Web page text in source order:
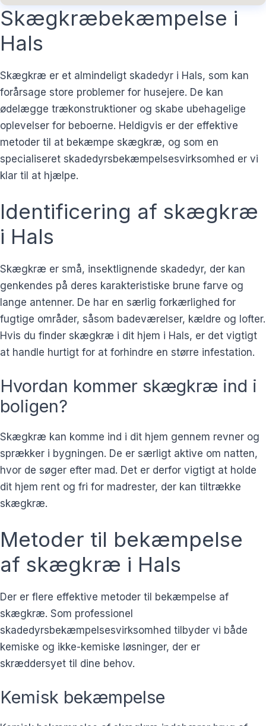
Skægkræbekæmpelse i
Hals
Skægkræ er et almindeligt skadedyr i Hals, som kan
forårsage store problemer for husejere. De kan
ødelægge trækonstruktioner og skabe ubehagelige
oplevelser for beboerne. Heldigvis er der effektive
metoder til at bekæmpe skægkræ, og som en
specialiseret skadedyrsbekæmpelsesvirksomhed er vi
klar til at hjælpe.
Identificering af skægkræ
i Hals
Skægkræ er små, insektlignende skadedyr, der kan
genkendes på deres karakteristiske brune farve og
lange antenner. De har en særlig forkærlighed for
fugtige områder, såsom badeværelser, kældre og lofter.
Hvis du finder skægkræ i dit hjem i Hals, er det vigtigt
at handle hurtigt for at forhindre en større infestation.
Hvordan kommer skægkræ ind i
boligen?
Skægkræ kan komme ind i dit hjem gennem revner og
sprækker i bygningen. De er særligt aktive om natten,
hvor de søger efter mad. Det er derfor vigtigt at holde
dit hjem rent og fri for madrester, der kan tiltrække
skægkræ.
Metoder til bekæmpelse
af skægkræ i Hals
Der er flere effektive metoder til bekæmpelse af
skægkræ. Som professionel
skadedyrsbekæmpelsesvirksomhed tilbyder vi både
kemiske og ikke-kemiske løsninger, der er
skræddersyet til dine behov.
Kemisk bekæmpelse